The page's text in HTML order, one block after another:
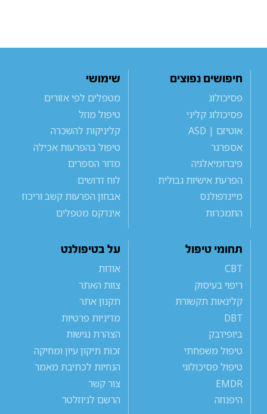
חיפושים נפוצים
פסיכולוג
פסיכולוג קליני
אוטיזם | ASD
אספרגר
פיברומיאלגיה
הפרעת אישיות גבולית
מיינדפולנס
התמכרות
שימושי
מטפלים לפי אזורים
טיפול מוזל
קליניקות להשכרה
טיפול בהפרעות אכילה
מדור הספרים
לוח דרושים
אבחון הפרעות קשב וריכוז
אינדקס מטפלים
תחומי טיפול
CBT
ריפוי בעיסוק
קלינאות תקשורת
DBT
ביופידבק
טיפול משפחתי
טיפול פסיכולוגי
EMDR
היפנוזה
על בטיפולנט
אודות
צוות האתר
תקנון אתר
מדיניות פרטיות
הצהרת נגישות
זכות תיקון עיון ומחיקה
הנחיות לכתיבת מאמר
צור קשר
הרשם לניוזלטר